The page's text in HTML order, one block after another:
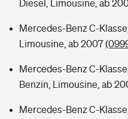
Diesel, Limousine, ab
Mercedes-Benz C-
Limousine, ab 2007
Mercedes-Benz C-
Benzin, Limousine, ab
Mercedes-Benz C-